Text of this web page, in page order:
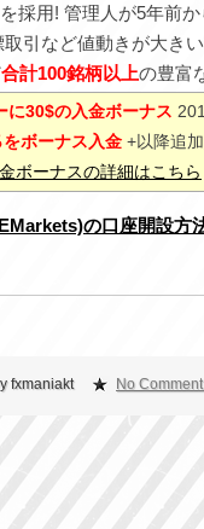
採用! 管理人が5年前
引など値動きが大き
合計100銘柄以上の豊富
に30$の入金ボーナス
をボーナス入金 +以降追
ボーナスの詳細はこちら
の口座開設方
fxmaniakt No